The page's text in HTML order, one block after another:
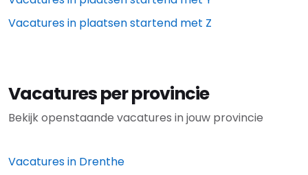
Vacatures in plaatsen startend met Z
Vacatures per provincie
Bekijk openstaande vacatures in jouw provincie
Vacatures in Drenthe